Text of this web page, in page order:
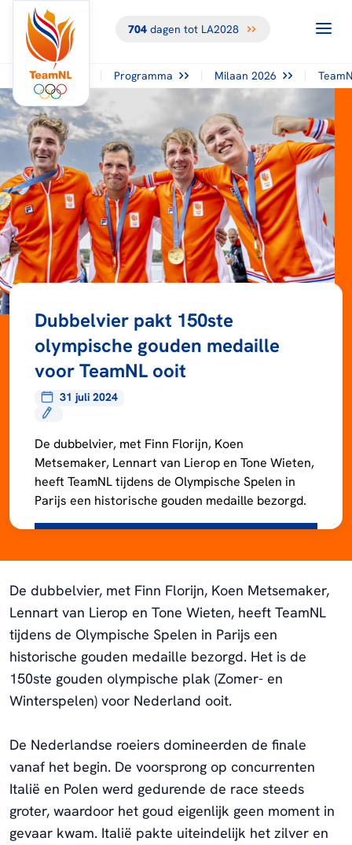
704dagen tot LA2028
Programma Milaan 2026
Dubbelvier pakt 150ste
olympische gouden medaille
voor TeamNL ooit
31 juli 2024
De dubbelvier, met Finn Florijn, Koen
Metsemaker, Lennart van Lierop en Tone Wieten,
heeft TeamNL tijdens de Olympische Spelen in
Parijs een historische gouden medaille bezorgd.
De dubbelvier, met Finn Florijn, Koen Metsemaker,
Lennart van Lierop en Tone Wieten, heeft TeamNL
tijdens de Olympische Spelen in Parijs een
historische gouden medaille bezorgd. Het is de
150ste gouden olympische plak (Zomer- en
Winterspelen) voor Nederland ooit.
De Nederlandse roeiers domineerden de finale
vanaf het begin. De voorsprong op concurrenten
Italië en Polen werd gedurende de race steeds
groter, waardoor het goud eigenlijk geen moment in
gevaar kwam. Italië pakte uiteindelijk het zilver en